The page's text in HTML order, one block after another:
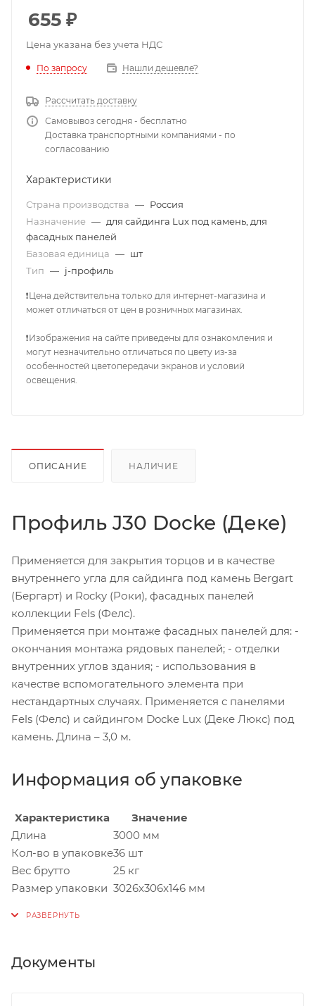
655 ₽
Цена указана без учета НДС
По запросу Нашли дешевле?
Рассчитать доставку
Самовывоз сегодня - бесплатно
Доставка транспортными компаниями - по
согласованию
Характеристики
Страна производства — Россия
Назначение — для сайдинга Lux под камень, для
фасадных панелей
Базовая единица — шт
Тип — j-профиль
❗Цена действительна только для интернет-магазина и
может отличаться от цен в розничных магазинах.
❗Изображения на сайте приведены для ознакомления и
могут незначительно отличаться по цвету из-за
особенностей цветопередачи экранов и условий
освещения.
ОПИСАНИЕ НАЛИЧИЕ
Профиль J30 Docke (Деке)
Применяется для закрытия торцов и в качестве
внутреннего угла для сайдинга под камень Bergart
(Бергарт) и Rocky (Роки), фасадных панелей
коллекции Fels (Фелс).
Применяется при монтаже фасадных панелей для: -
окончания монтажа рядовых панелей; - отделки
внутренних углов здания; - использования в
качестве вспомогательного элемента при
нестандартных случаях. Применяется с панелями
Fels (Фелс) и сайдингом Docke Lux (Деке Люкс) под
камень. Длина – 3,0 м.
Информация об упаковке
Характеристика
Значение
Длина
3000 мм
Кол-во в упаковке36 шт
Вес брутто
25 кг
Размер упаковки 3026x306x146 мм
Документы